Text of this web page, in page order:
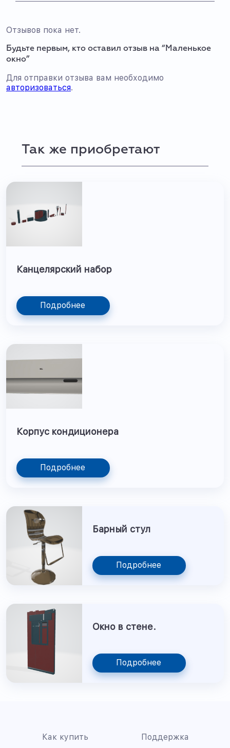
Отзывов пока нет.
Будьте первым, кто оставил отзыв на “Маленькое
окно”
Для отправки отзыва вам необходимо
авторизоваться.
Так же приобретают
Канцелярский набор
Подробнее
Корпус кондиционера
Подробнее
Барный стул
Подробнее
Окно в стене.
Подробнее
Как купить Поддержка